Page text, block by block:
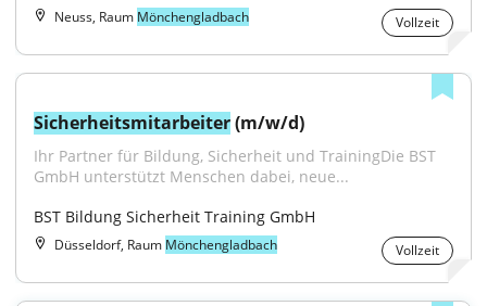
Neuss, Raum Mönchengladbach Vollzeit
Sicherheitsmitarbeiter (m/w/d)
Ihr Partner für Bildung, Sicherheit und TrainingDie BST
GmbH unterstützt Menschen dabei, neue...
BST Bildung Sicherheit Training GmbH
Düsseldorf, Raum Mönchengladbach Vollzeit